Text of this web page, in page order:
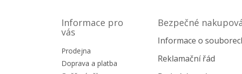
Informace pro
vás
Prodejna
Doprava a platba
Bezpečné
Informace o
Reklamační řád